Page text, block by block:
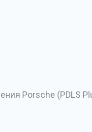
Porsche (PDLS